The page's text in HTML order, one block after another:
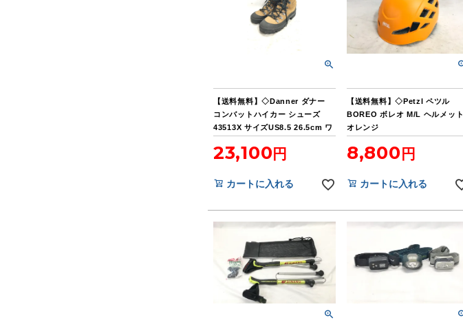
【送料無料】◇Danner ダナー
コンバットハイカー シューズ
43513X サイズUS8.5 26.5cm ワ
23,100
カートに入れる
【送料無料】◇Petzl ペツル
BOREO ボレオ M/L ヘルメット
オレンジ
8,800
カートに入れる